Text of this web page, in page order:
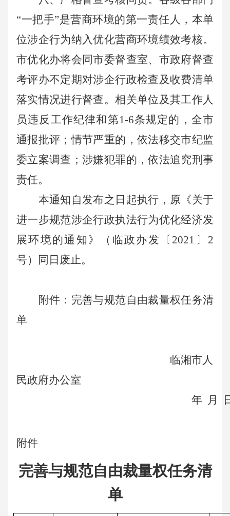
“一把手”是营商环境的第一责任人，本单
位涉企行为纳入优化营商环境绩效考核。
市优化办将会同市委督查室、市政府督查
考评办不定期对涉企行政检查及 收费清单
落实情况进行督查。相关单位及其工作人
员违反工作纪律和第1-6条规定的，全市
通报批评；情节严重的，依法移交市纪监
委立案调查；涉嫌犯罪的，依法追究刑事
责任。
本通知自发布之日起执行，原《关于
进一步规范涉企行政执法行为优化经济发
展环境的通知 》（临政办发〔 2021 〕 2
号）同日废止。
附件：完善与规范自由裁量权任务清
单
临湘市人
民政府办公室
年 月
附件
完善与规范自由裁量权任务清
单